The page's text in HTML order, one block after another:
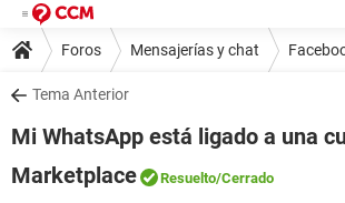
Foros Mensajerías y chat
Tema Anterior
Mi WhatsApp está ligado a una
Marketplace
Resuelto/Cerrado